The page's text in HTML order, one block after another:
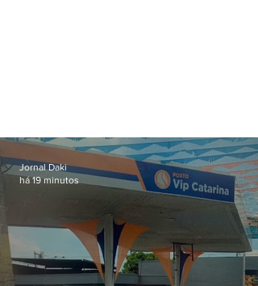
Jornal Daki
há 19 minutos